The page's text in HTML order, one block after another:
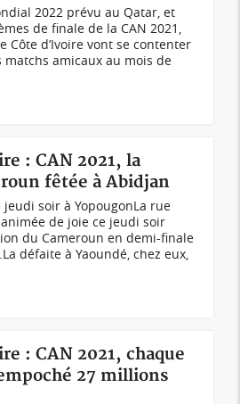
2022 prévu au Qatar, et
de finale de la CAN 2021,
Côte d’Ivoire vont se contenter
matchs amicaux au mois de
: CAN 2021, la
fêtée à Abidjan
soir à Yopougon La rue
de joie ce jeudi soir
du Cameroun en demi-finale
défaite à Yaoundé, chez eux,
: CAN 2021, chaque
27 millions